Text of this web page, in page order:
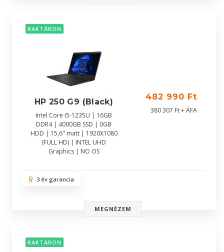
RAKTÁRON
HP 250 G9 (Black)
Intel Core i5-1235U | 16GB
DDR4 | 4000GB SSD | 0GB
HDD | 15,6" matt | 1920X1080
(FULL HD) | INTEL UHD
Graphics | NO OS
482 990 Ft
380 307 Ft + ÁFA
3 év garancia
MEGNÉZEM
RAKTÁRON